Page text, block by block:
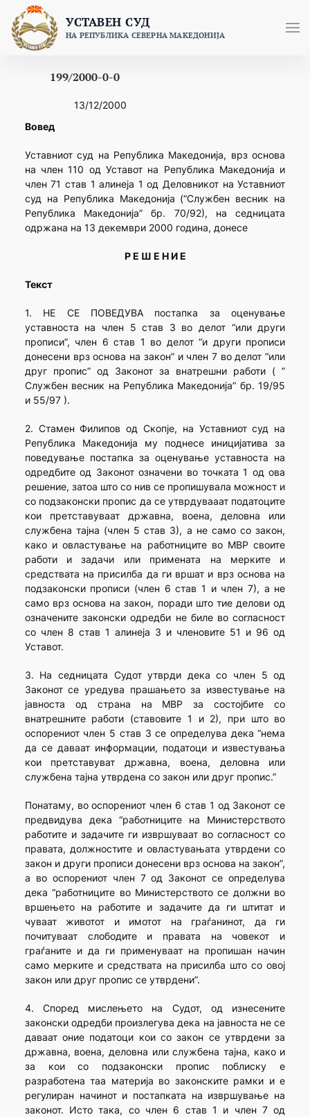
content
УСТАВЕН СУД
НА РЕПУБЛИКА СЕВЕРНА МАКЕДОНИЈА
199/2000-0-0
13/12/2000
Вовед
Уставниот суд на Република Македонија, врз основа
на член 110 од Уставот на Република Македонија и
член 71 став 1 алинеја 1 од Деловникот на Уставниот
суд на Република Македонија (“Службен весник на
Република Македонија” бр. 70/92), на седницата
одржана на 13 декември 2000 година, донесе
Р Е Ш Е Н И Е
Текст
1. НЕ СЕ ПОВЕДУВА постапка за оценување
уставноста на член 5 став 3 во делот “или други
прописи”, член 6 став 1 во делот “и други прописи
донесени врз основа на закон” и член 7 во делот “или
друг пропис” од Законот за внатрешни работи ( ”
Службен весник на Република Македонија” бр. 19/95
и 55/97 ).
2. Стамен Филипов од Скопје, на Уставниот суд на
Република Македонија му поднесе иницијатива за
поведување постапка за оценување уставноста на
одредбите од Законот означени во точката 1 од ова
решение, затоа што со нив се пропишувала можност и
со подзаконски пропис да се утврдувааат податоците
кои претставуваат државна, воена, деловна или
службена тајна (член 5 став 3), а не само со закон,
како и овластување на работниците во МВР своите
работи и задачи или примената на мерките и
средствата на присилба да ги вршат и врз основа на
подзаконски прописи (член 6 став 1 и член 7), а не
само врз основа на закон, поради што тие делови од
означените законски одредби не биле во согласност
со член 8 став 1 алинеја 3 и членовите 51 и 96 од
Уставот.
3. На седницата Судот утврди дека со член 5 од
Законот се уредува прашањето за известување на
јавноста од страна на МВР за состојбите со
внатрешните работи (ставовите 1 и 2), при што во
оспорениот член 5 став 3 се определува дека “нема
да се даваат информации, податоци и известувања
кои претставуват државна, воена, деловна или
службена тајна утврдена со закон или друг пропис.”
Понатаму, во оспорениот член 6 став 1 од Законот се
предвидува дека “работниците на Министерството
работите и задачите ги извршуваат во согласност со
правата, должностите и овластувањата утврдени со
закон и други прописи донесени врз основа на закон”,
а во оспорениот член 7 од Законот се определува
дека “работниците во Министерството се должни во
вршењето на работите и задачите да ги штитат и
чуваат животот и имотот на граѓанинот, да ги
почитуваат слободите и правата на човекот и
граѓаните и да ги применуваат на пропишан начин
само мерките и средствата на присилба што со овој
закон или друг пропис се утврдени”.
4. Според мислењето на Судот, од изнесените
законски одредби произлегува дека на јавноста не се
даваат оние податоци кои со закон се утврдени за
државна, воена, деловна или службена тајна, како и
за кои со подзаконски пропис поблиску е
разработена таа материја во законските рамки и е
регулиран начинот и постапката на извршување на
законот. Исто така, со член 6 став 1 и член 7 од